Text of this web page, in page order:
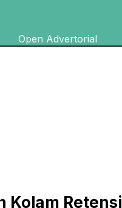
Open Advertorial
Kolam Retensi